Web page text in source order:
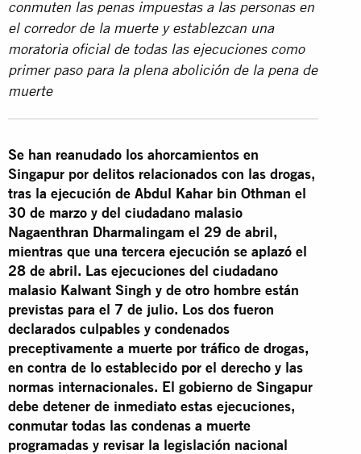
conmuten las penas impuestas a las personas en
el corredor de la muerte y establezcan una
moratoria oficial de todas las ejecuciones como
primer paso para la plena abolición de la pena de
muerte
Se han reanudado los ahorcamientos en
Singapur por delitos relacionados con las drogas,
tras la ejecución de Abdul Kahar bin Othman el
30 de marzo y del ciudadano malasio
Nagaenthran Dharmalingam el 29 de abril,
mientras que una tercera ejecución se aplazó el
28 de abril. Las ejecuciones del ciudadano
malasio Kalwant Singh y de otro hombre están
previstas para el 7 de julio. Los dos fueron
declarados culpables y condenados
preceptivamente a muerte por tráfico de drogas,
en contra de lo establecido por el derecho y las
normas internacionales. El gobierno de Singapur
debe detener de inmediato estas ejecuciones,
conmutar todas las condenas a muerte
programadas y revisar la legislación nacional